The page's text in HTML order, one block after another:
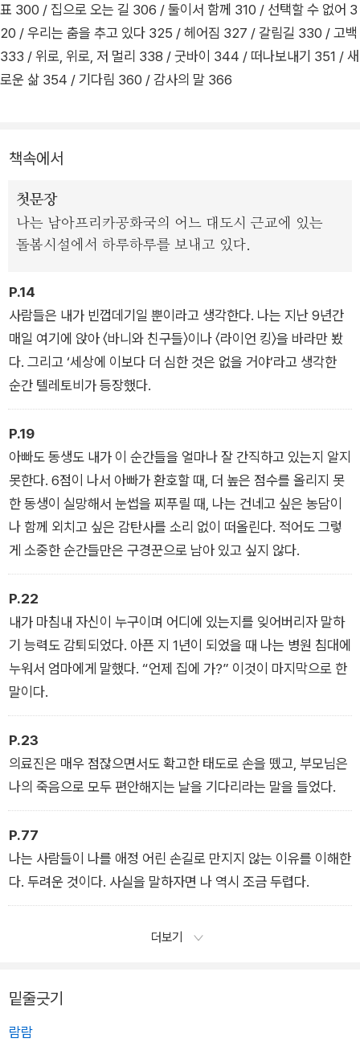
표 300 / 집으로 오는 길 306 / 둘이서 함께 310 / 선택할 수 없어 3
20 / 우리는 춤을 추고 있다 325 / 헤어짐 327 / 갈림길 330 / 고백
333 / 위로, 위로, 저 멀리 338 / 굿바이 344 / 떠나보내기 351 / 새
로운 삶 354 / 기다림 360 / 감사의 말 366
책속에서
첫문장
나는 남아프리카공화국의 어느 대도시 근교에 있는
돌봄시설에서 하루하루를 보내고 있다.
P.14
사람들은 내가 빈껍데기일 뿐이라고 생각한다. 나는 지난 9년간
매일 여기에 앉아 〈바니와 친구들〉이나 〈라이언 킹〉을 바라만 봤
다. 그리고 ‘세상에 이보다 더 심한 것은 없을 거야’라고 생각한
순간 텔레토비가 등장했다.
P.19
아빠도 동생도 내가 이 순간들을 얼마나 잘 간직하고 있는지 알지
못한다. 6점이 나서 아빠가 환호할 때, 더 높은 점수를 올리지 못
한 동생이 실망해서 눈썹을 찌푸릴 때, 나는 건네고 싶은 농담이
나 함께 외치고 싶은 감탄사를 소리 없이 떠올린다. 적어도 그렇
게 소중한 순간들만은 구경꾼으로 남아 있고 싶지 않다.
P.22
내가 마침내 자신이 누구이며 어디에 있는지를 잊어버리자 말하
기 능력도 감퇴되었다. 아픈 지 1년이 되었을 때 나는 병원 침대에
누워서 엄마에게 말했다. “언제 집에 가?” 이것이 마지막으로 한
말이다.
P.23
의료진은 매우 점잖으면서도 확고한 태도로 손을 뗐고, 부모님은
나의 죽음으로 모두 편안해지는 날을 기다리라는 말을 들었다.
P.77
나는 사람들이 나를 애정 어린 손길로 만지지 않는 이유를 이해한
다. 두려운 것이다. 사실을 말하자면 나 역시 조금 두렵다.
더보기
밑줄긋기
람람